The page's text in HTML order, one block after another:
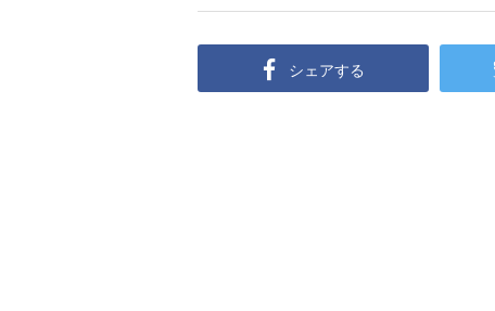
シェアする